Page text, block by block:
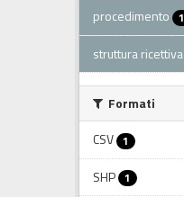
procedimento 1
struttura ricettiva
Formati
CSV 1
SHP 1